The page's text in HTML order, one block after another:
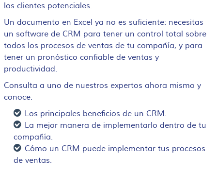
los clientes potenciales.
Un documento en Excel ya no es suficiente: necesitas
un software de CRM para tener un control total sobre
todos los procesos de ventas de tu compañía, y para
tener un pronóstico confiable de ventas y
productividad.
Consulta a uno de nuestros expertos ahora mismo y
conoce:
Los principales beneficios de un CRM.
La mejor manera de implementarlo dentro de tu
compañía.
Cómo un CRM puede implementar tus procesos
de ventas.